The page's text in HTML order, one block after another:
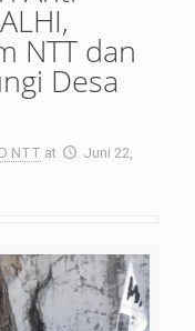
NTT dan
Desa
NTT at
Juni 22,